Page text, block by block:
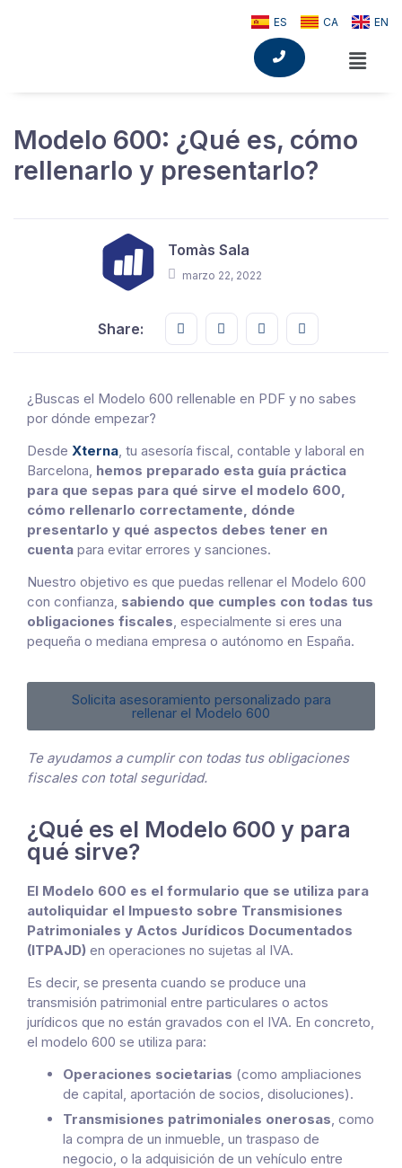
ES CA EN
Modelo 600: ¿Qué es, cómo
rellenarlo y presentarlo?
Tomàs Sala
marzo 22, 2022
Share: Share this on FaceBook
Share this on Twitter
Share this on GMail
Share this on
¿Buscas el Modelo 600 rellenable en PDF y no sabes
por dónde empezar?
Desde Xterna, tu asesoría fiscal, contable y laboral en
Barcelona, hemos preparado esta guía práctica
para que sepas para qué sirve el modelo 600,
cómo rellenarlo correctamente, dónde
presentarlo y qué aspectos debes tener en
cuenta para evitar errores y sanciones.
Nuestro objetivo es que puedas rellenar el Modelo 600
con confianza, sabiendo que cumples con todas tus
obligaciones fiscales, especialmente si eres una
pequeña o mediana empresa o autónomo en España.
Solicita asesoramiento personalizado para
rellenar el Modelo 600
Te ayudamos a cumplir con todas tus obligaciones
fiscales con total seguridad.
¿Qué es el Modelo 600 y para
qué sirve?
El Modelo 600 es el formulario que se utiliza para
autoliquidar el Impuesto sobre Transmisiones
Patrimoniales y Actos Jurídicos Documentados
(ITPAJD) en operaciones no sujetas al IVA.
Es decir, se presenta cuando se produce una
transmisión patrimonial entre particulares o actos
jurídicos que no están gravados con el IVA. En concreto,
el modelo 600 se utiliza para:
Operaciones societarias (como ampliaciones
de capital, aportación de socios, disoluciones).
Transmisiones patrimoniales onerosas , como
la compra de un inmueble, un traspaso de
negocio, o la adquisición de un vehículo entre